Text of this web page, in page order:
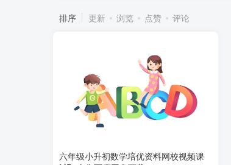
排序 更新 浏览 点赞 评论
六年级小升初数学培优资料网校视频课